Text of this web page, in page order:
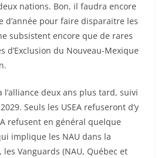
nations. Bon, il faudra encore
d’année pour faire disparaitre les
subsistent encore que de rares
d’Exclusion du Nouveau-Mexique
l’alliance deux ans plus tard, suivi
Seuls les USEA refuseront d’y
refusent en général quelque
implique les NAU dans la
Vanguards (NAU, Québec et